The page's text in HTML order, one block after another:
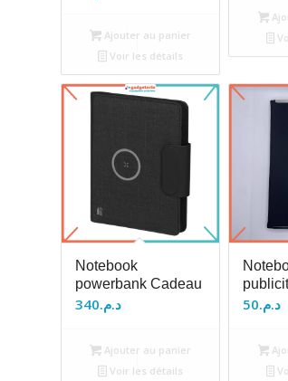
Ajouter au panier
Voir les détails
Notebook
powerbank Cadeau
د.م.340
Ajouter au panier
Voir les détails
د.م.50